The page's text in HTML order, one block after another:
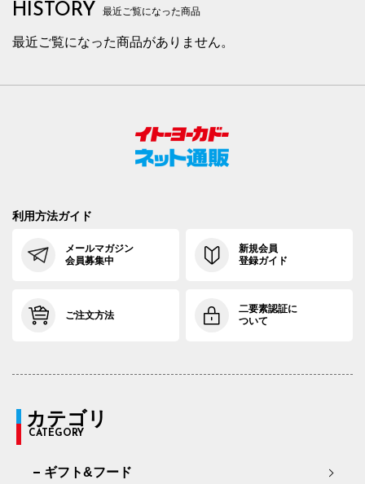
HISTORY 最近ご覧になった商品
最近ご覧になった商品がありません。
利用方法ガイド
メールマガジン
会員募集中
新規会員
登録ガイド
ご注文方法
二要素認証に
ついて
カテゴリ
CATEGORY
ギフト&フード